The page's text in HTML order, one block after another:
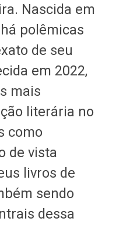
Nascida em
polêmicas
de seu
em 2022,
mais
literária no
como
de vista
livros de
sendo
dessa